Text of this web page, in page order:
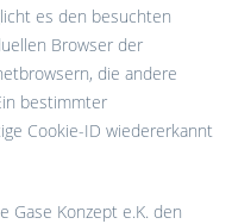
es den besuchten
Browser der
die andere
bestimmter
Cookie-ID wiedererkannt
Gase Konzept e.K. den